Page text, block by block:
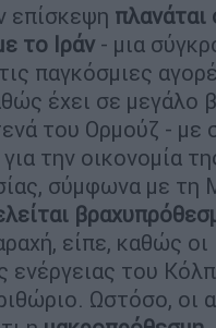
επίσκεψη
το Ιράν - μια
παγκόσμιες
έχει σε μεγάλο
του Ορμούζ - με
την οικονομία
σύμφωνα με τη
είπε, καθώς οι
ενέργειας του
Ωστόσο, οι